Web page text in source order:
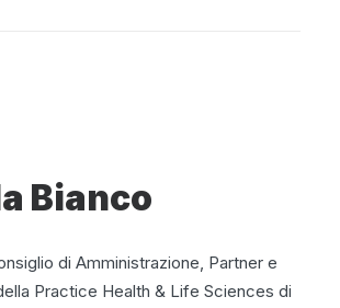
Bianco
di Amministrazione, Partner e
Practice Health & Life Sciences di